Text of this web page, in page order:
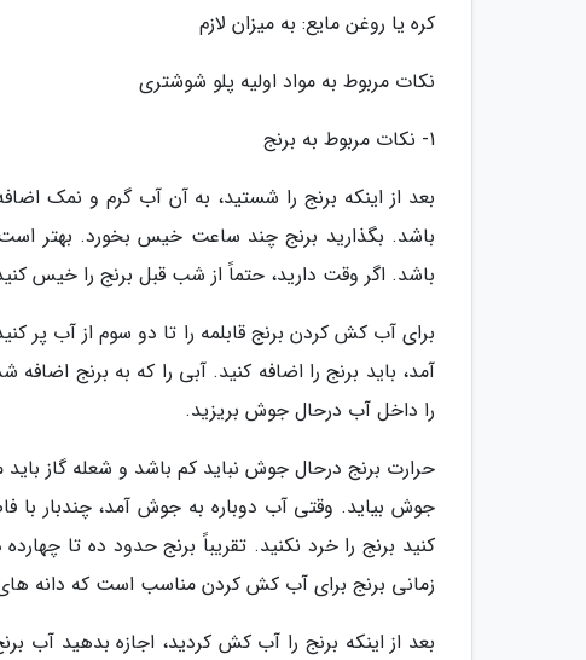
کره یا روغن مایع: به میزان لازم
نکات مربوط به مواد اولیه پلو شوشتری
1- نکات مربوط به برنج
بعد از اینکه برنج را شستید، به آن آب گرم و نمک
باشد. اگر وقت دارید، حتماً از شب قبل برنج را خیس
برای آب کش کردن برنج قابلمه را تا دو سوم از آب پر
آمد، باید برنج را اضافه کنید. آبی را که به برنج
را داخل آب درحال جوش بریزید.
حرارت برنج درحال جوش نباید کم باشد و شعله گاز باید
جوش بیاید. وقتی آب دوباره به جوش آمد، چندبار با
کنید برنج را خرد نکنید. تقریباً برنج حدود ده تا
زمانی برنج برای آب کش کردن مناسب است که دانه
بعد از اینکه برنج را آب کش کردید، اجازه بدهید آب